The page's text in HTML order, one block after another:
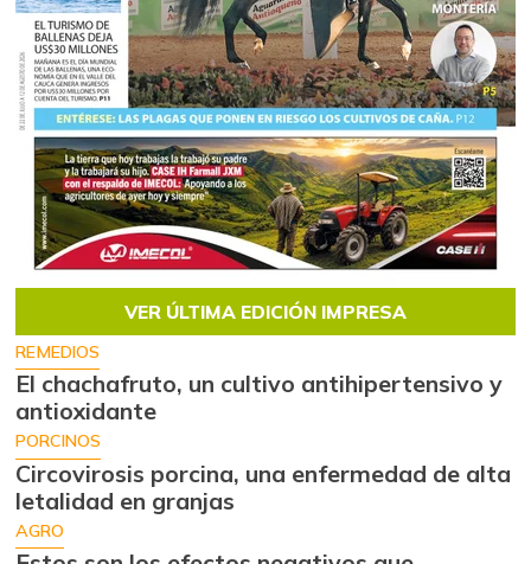
VER ÚLTIMA EDICIÓN IMPRESA
REMEDIOS
El chachafruto, un cultivo antihipertensivo y
antioxidante
PORCINOS
Circovirosis porcina, una enfermedad de alta
letalidad en granjas
AGRO